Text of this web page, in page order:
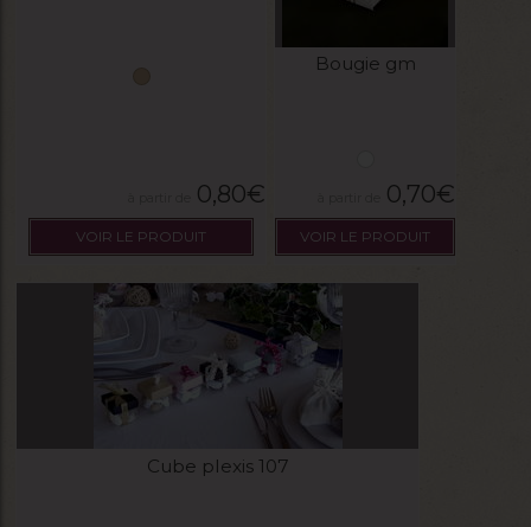
0,80€
VOIR LE PRODUIT
Bougie gm
0,70€
VOIR LE PRODUIT
Cube plexis 107